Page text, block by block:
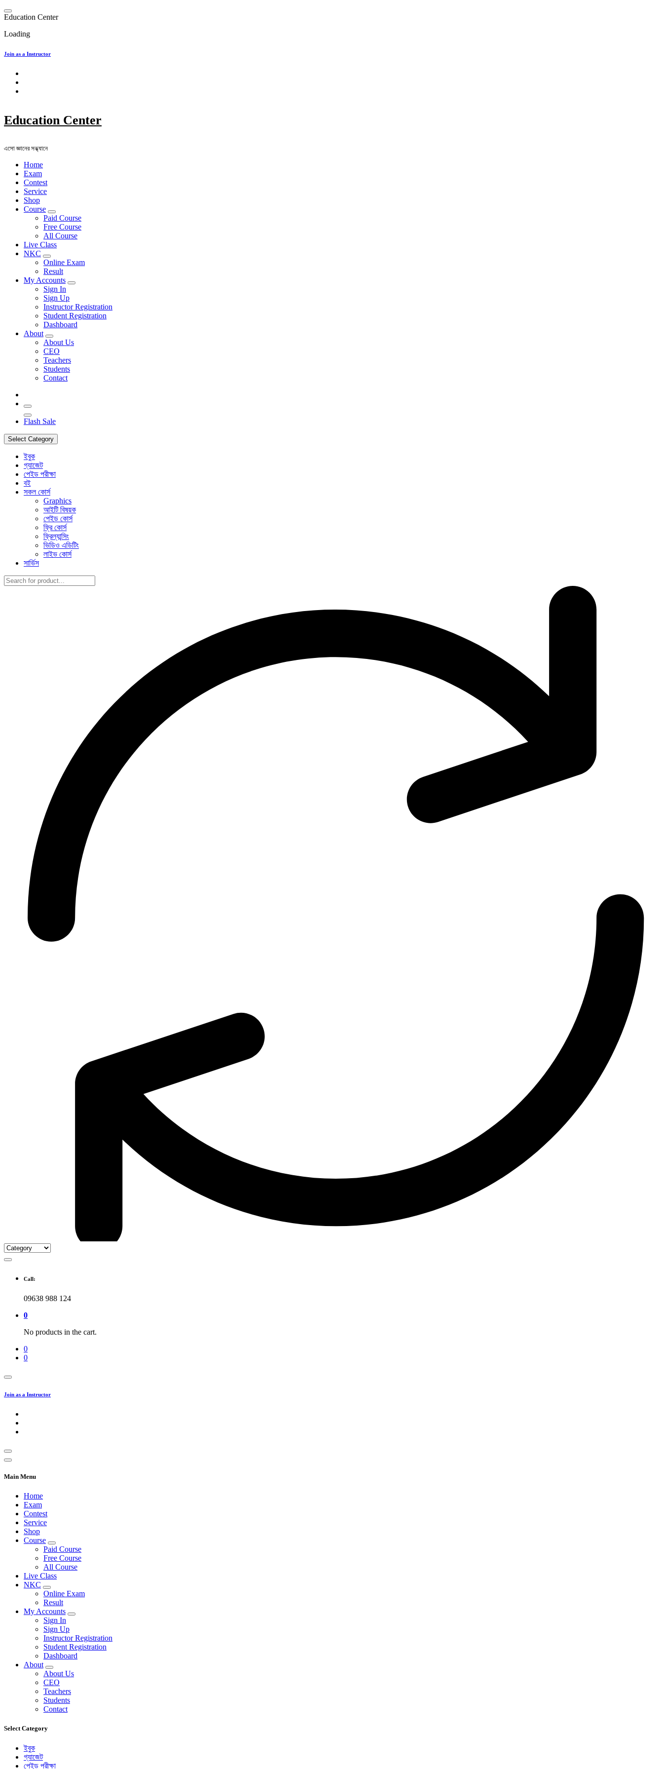
Skip
to
Education Center
Loading
Join as a Instructor
Education Center
এসো জ্ঞানের সন্ধ্যানে
Home
Exam
Contest
Service
Shop
Course
Paid Course
Free Course
All Course
Live Class
NKC
Online Exam
Result
My Accounts
Sign In
Sign Up
Instructor Registration
Student Registration
Dashboard
About
About Us
CEO
Teachers
Students
Contact
Flash Sale
Select Category
ইবুক
গ্যাজেট
পেইড পরীক্ষা
বই
সকল কোর্স
Graphics
আইটি বিষয়ক
পেইড কোর্স
ফ্রি কোর্স
ফ্রিল্যান্সিং
ভিডিও এডিটিং
লাইভ কোর্স
সার্ভিস
Call:
09638 988 124
0
No products in the cart.
0
0
Join as a Instructor
Main Menu
Home
Exam
Contest
Service
Shop
Course
Paid Course
Free Course
All Course
Live Class
NKC
Online Exam
Result
My Accounts
Sign In
Sign Up
Instructor Registration
Student Registration
Dashboard
About
About Us
CEO
Teachers
Students
Contact
Select Category
ইবুক
গ্যাজেট
পেইড পরীক্ষা